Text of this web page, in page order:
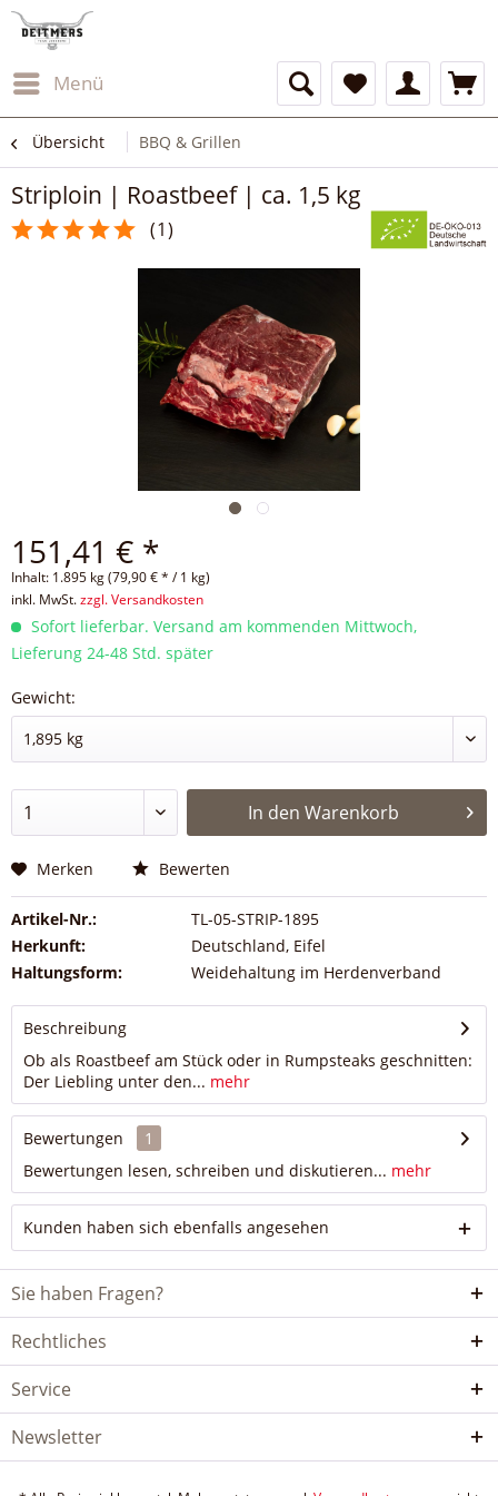
Menü
Übersicht BBQ & Grillen
Striploin | Roastbeef | ca. 1,5 kg
(1)
151,41 € *
Inhalt: 1.895 kg (79,90 € * / 1 kg)
inkl. MwSt.zzgl. Versandkosten
Sofort lieferbar. Versand am kommenden Mittwoch,
Lieferung 24-48 Std. später
Gewicht:
In den Warenkorb
Merken Bewerten
Artikel-Nr.:
TL-05-STRIP-1895
Herkunft:
Deutschland, Eifel
Haltungsform:
Weidehaltung im Herdenverband
Beschreibung
Ob als Roastbeef am Stück oder in Rumpsteaks geschnitten:
Der Liebling unter den... mehr
Bewertungen
1
Bewertungen lesen, schreiben und diskutieren... mehr
Kunden haben sich ebenfalls angesehen
Sie haben Fragen?
Rechtliches
Service
Newsletter